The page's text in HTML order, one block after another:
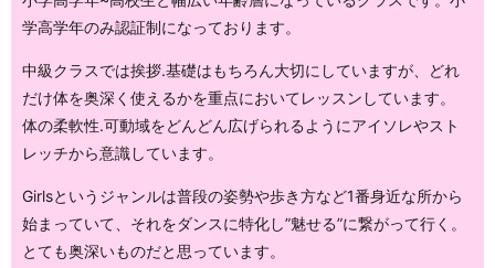
学高学年のみ認証制になっております。
中級クラスでは挨拶.基礎はもちろん大切にしていますが、どれ
だけ体を奥深く使えるかを重点においてレッスンしています。
体の柔軟性.可動域をどんどん広げられるようにアイソレやスト
レッチから意識しています。
Girlsというジャンルは普段の姿勢や歩き方など1番身近な所から
始まっていて、それをダンスに特化し”魅せる”に繋がって行く。
とても奥深いものだと思っています。